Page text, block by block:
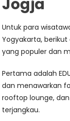
Jogja
Untuk para
Yogyakarta,
yang populer dan
Pertama adalah
dan menawarkan
rooftop lounge,
terjangkau.